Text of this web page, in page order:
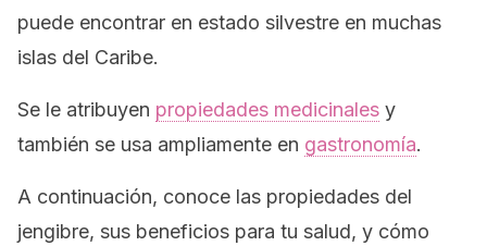
puede encontrar en estado silvestre en muchas
islas del Caribe.
Se le atribuyen propiedades medicinales y
también se usa ampliamente en gastronomía.
A continuación, conoce las propiedades del
jengibre, sus beneficios para tu salud, y cómo